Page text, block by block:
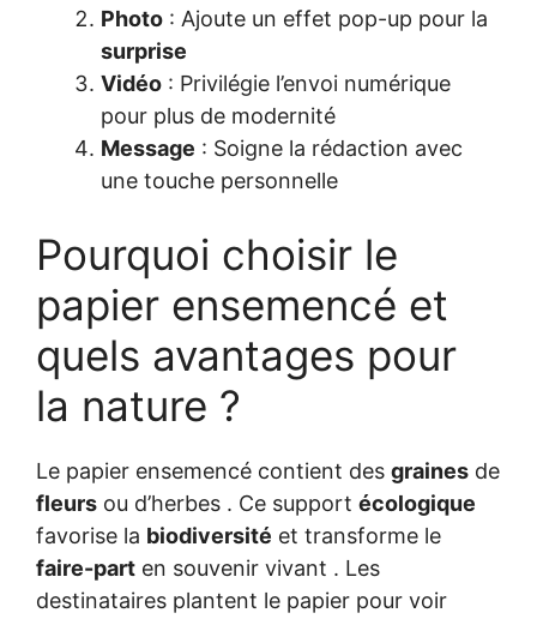
Photo : Ajoute un effet pop-up pour la
surprise
Vidéo : Privilégie l’envoi numérique
pour plus de modernité
Message : Soigne la rédaction avec
une touche personnelle
Pourquoi choisir le
papier ensemencé et
quels avantages pour
la nature ?
Le papier ensemencé contient des graines de
fleurs ou d’herbes . Ce support écologique
favorise la biodiversité et transforme le
faire-part en souvenir vivant . Les
destinataires plantent le papier pour voir